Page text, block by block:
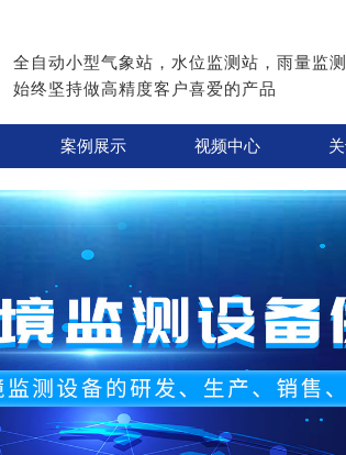
全自动小型气象站，水位监测站，雨量监
始终坚持做高精度客户喜爱的产品
案例展示 视频中心